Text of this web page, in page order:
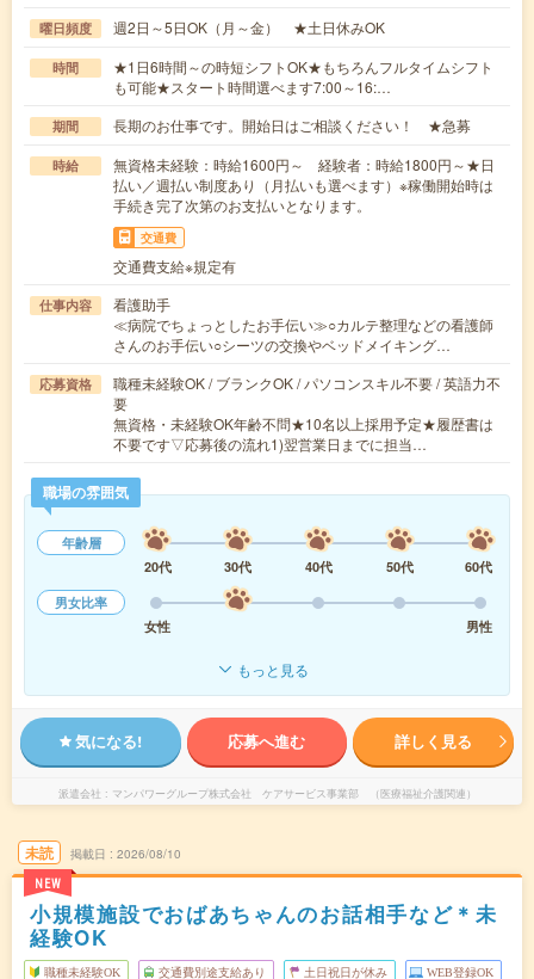
曜日頻度 週2日～5日OK（月～金） ★土日休みOK
時間
★1日6時間～の時短シフトOK★もちろんフルタイムシフト
も可能★スタート時間選べます7:00～16:…
期間 長期のお仕事です。開始日はご相談ください！ ★急募
時給
無資格未経験：時給1600円～ 経験者：時給1800円～★日
払い／週払い制度あり（月払いも選べます）※稼働開始時は
手続き完了次第のお支払いとなります。
交通費
交通費支給※規定有
仕事内容
看護助手
≪病院でちょっとしたお手伝い≫○カルテ整理などの看護師
さんのお手伝い○シーツの交換やベッドメイキング…
応募資格
職種未経験OK / ブランクOK / パソコンスキル不要 / 英語力不
要
無資格・未経験OK年齢不問★10名以上採用予定★履歴書は
不要です▽応募後の流れ1)翌営業日までに担当…
職場の雰囲気
年齢層
20代
30代 40代 50代
60代
男女比率
女性
男性
もっと見る
気になる! 応募へ進む 詳しく見る
派遣会社 マンパワーグループ株式会社 ケアサービス事業部 （医療福祉介護関連）
未読
NEW
掲載日 2026/08/10
小規模施設でおばあちゃんのお話相手など＊未
経験OK
職種未経験OK 交通費別途支給あり 土日祝日が休み WEB登録OK